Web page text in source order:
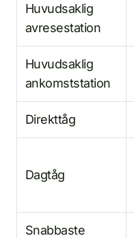
Huvudsaklig
avresestation
Huvudsaklig
ankomststation
Direkttåg
Dagtåg
Snabbaste